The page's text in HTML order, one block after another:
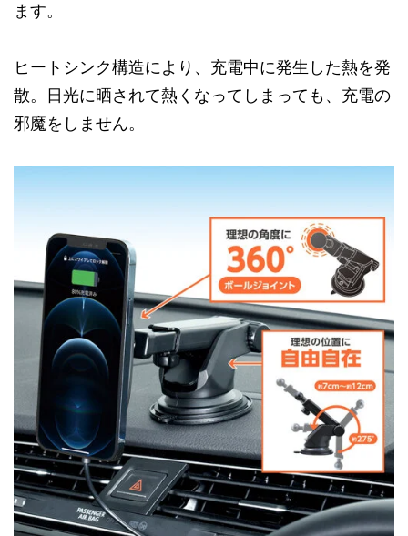
ます。
ヒートシンク構造により、充電中に発生した熱を発
散。日光に晒されて熱くなってしまっても、充電の
邪魔をしません。